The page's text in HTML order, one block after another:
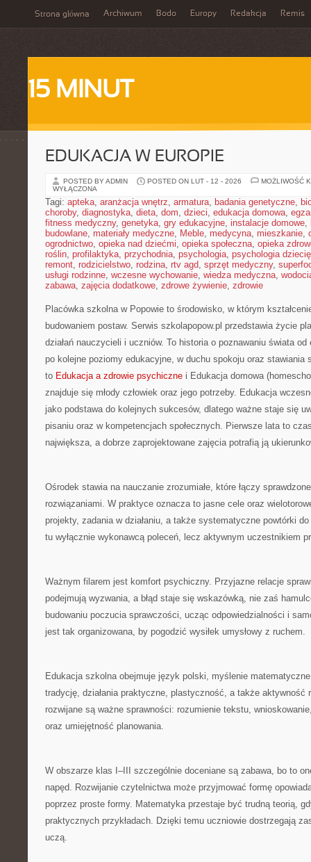
Strona główna Archiwum Bodo Europy Redakcja Remis
15 MINUT
EDUKACJA W EUROPIE
POSTED BY ADMIN POSTED ON LUT - 12 - 2026
MOŻLIWOŚĆ
WYŁĄCZONA
Tagi: apteka, aranżacja wnętrz, armatura, badania genetyczne,
choroby, diagnostyka, dieta, dom, dzieci, edukacja domowa,
fitness medyczny, genetyka, gry edukacyjne, instalacje domowe,
budowlane, materiały medyczne, Meble, medycyna, mieszkanie,
ogrodnictwo, opieka nad dziećmi, opieka społeczna, opieka
roślin, profilaktyka, przychodnia, psychologia, psychologia
remont, rodzicielstwo, rodzina, rtv agd, sprzęt medyczny,
usługi rodzinne, wczesne wychowanie, wiedza medyczna,
zabawa, zajęcia dodatkowe, zdrowe żywienie, zdrowie
Placówka szkolna w Popowie to środowisko, w którym
budowaniem postaw. Serwis szkolapopow.pl przedstawia życie
działań nauczycieli i uczniów. To historia o poznawaniu świata
po kolejne poziomy edukacyjne, w duchu spokoju oraz stawiania
to Edukacja a zdrowie psychiczne i Edukacja domowa
znajduje się młody człowiek oraz jego potrzeby. Edukacja
jako podstawa do kolejnych sukcesów, dlatego ważne staje się
pisaniu oraz w kompetencjach społecznych. Pierwsze lata to
największa, a dobrze zaprojektowane zajęcia potrafią ją
Ośrodek stawia na nauczanie zrozumiałe, które łączy
rozwiązaniami. W praktyce oznacza to jasne cele oraz
projekty, zadania w działaniu, a także systematyczne powtórki
tu wyłącznie wykonawcą poleceń, lecz aktywnym uczestnikiem
Ważnym filarem jest komfort psychiczny. Przyjazne relacje
podejmują wyzwania, a błąd staje się wskazówką, nie zaś
budowaniu poczucia sprawczości, ucząc odpowiedzialności i
jest tak organizowana, by pogodzić wysiłek umysłowy z ruchem.
Edukacja szkolna obejmuje język polski, myślenie
tradycję, działania praktyczne, plastyczność, a także aktywność
rozwijane są ważne sprawności: rozumienie tekstu,
oraz umiejętność planowania.
W obszarze klas I–III szczególnie doceniane są zabawa, bo to
napęd. Rozwijanie czytelnictwa może przyjmować formę
poprzez proste formy. Matematyka przestaje być trudną teorią,
praktycznych przykładach. Dzięki temu uczniowie dostrzegają
uczą.